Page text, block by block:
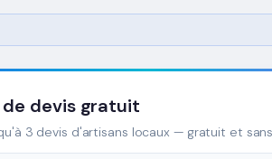
devis gratuit
3 devis d'artisans locaux — gratuit et